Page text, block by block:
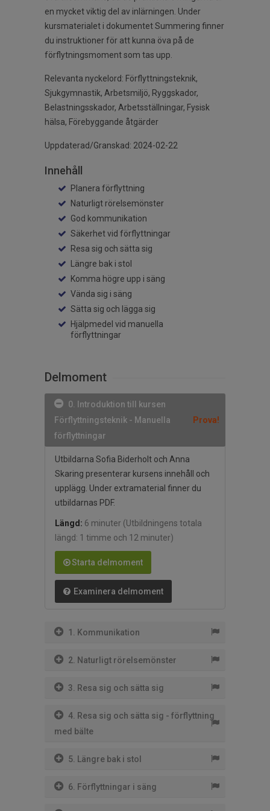
en mycket viktig del av inlärningen. Under
kursmaterialet i dokumentet Summering finner
du instruktioner för att kunna öva på de
förflytningsmoment som tas upp.
Relevanta nyckelord: Förflyttningsteknik,
Sjukgymnastik, Arbetsmiljö, Ryggskador,
Belastningsskador, Arbetsställningar, Fysisk
hälsa, Förebyggande åtgärder
Uppdaterad/Granskad: 2024-02-22
Innehåll
Planera förflyttning
Naturligt rörelsemönster
God kommunikation
Säkerhet vid förflyttningar
Resa sig och sätta sig
Längre bak i stol
Komma högre upp i säng
Vända sig i säng
Sätta sig och lägga sig
Hjälpmedel vid manuella
förflyttningar
Delmoment
0. Introduktion till kursen
Förflyttningsteknik - Manuella
förflyttningar
Prova!
Utbildarna Sofia Biderholt och Anna
Skaring presenterar kursens innehåll och
upplägg. Under extramaterial finner du
utbildarnas PDF.
Längd: 6 minuter (Utbildningens totala
längd: 1 timme och 12 minuter)
Starta delmoment
Examinera delmoment
1. Kommunikation
2. Naturligt rörelsemönster
3. Resa sig och sätta sig
4. Resa sig och sätta sig - förflyttning
med bälte
5. Längre bak i stol
6. Förflyttningar i säng